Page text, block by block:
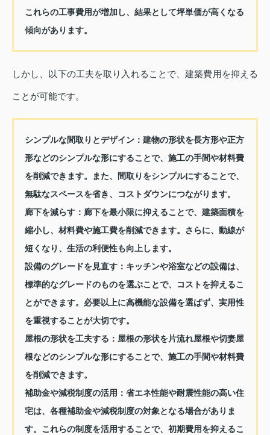
これらの工事費用が増加し、結果として坪単価が高くなる
傾向があります。
しかし、以下の工夫を取り入れることで、建築費用を抑える
ことが可能です。
シンプルな間取りとデザイン： 建物の形状を長方形や正方
形などのシンプルな形にすることで、施工の手間や材料費
を削減できます。また、間取りをシンプルにすることで、
無駄なスペースを省き、コストダウンにつながります。
廊下を減らす： 廊下を最小限に抑えることで、建築面積を
縮小し、材料費や施工費を削減できます。さらに、動線が
短くなり、生活の利便性も向上します。
設備のグレードを見直す： キッチンや浴室などの設備は、
標準的なグレードのものを選ぶことで、コストを抑えるこ
とができます。必要以上に高機能な設備を選ばず、実用性
を重視することが大切です。
屋根の形状を工夫する： 屋根の形状を片流れ屋根や切妻屋
根などのシンプルな形にすることで、施工の手間や材料費
を削減できます。
補助金や減税制度の活用： 省エネ性能や耐震性能の高い住
宅は、各種補助金や減税制度の対象となる場合がありま
す。これらの制度を活用することで、初期費用を抑えるこ